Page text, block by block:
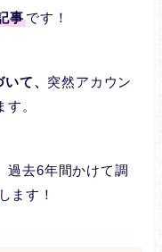
事です！
て、 突然アカウン
。
過去6年間かけて調
ます！